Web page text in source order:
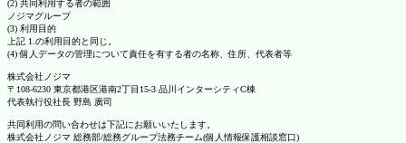
(2) 共同利用する者の範囲
ノジマグループ
(3) 利用目的
上記 1.の利用目的と同じ。
(4) 個人データの管理について責任を有する者の名称、住所、代表者等
株式会社ノジマ
〒108-6230 東京都港区港南2丁目15-3 品川インターシティC棟
代表執行役社長 野島 廣司
共同利用の問い合わせは下記にお願いいたします。
株式会社ノジマ 総務部/総務グループ法務チーム(個人情報保護相談窓口)